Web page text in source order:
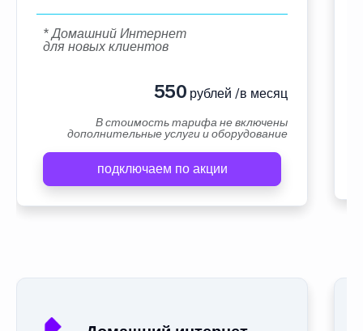
* Домашний Интернет
для новых клиентов
550 рублей /в месяц
В стоимость тарифа не включены
дополнительные услуги и оборудование
подключаем по акции